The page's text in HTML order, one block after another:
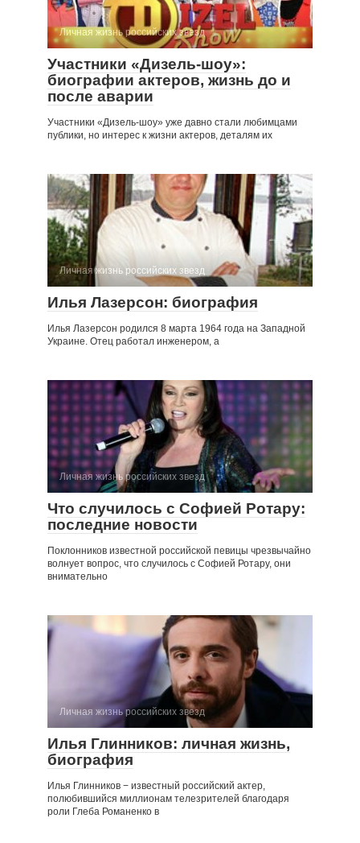
Личная жизнь российских звезд
Участники «Дизель-шоу»:
биографии актеров, жизнь до и
после аварии
Участники «Дизель-шоу» уже давно стали любимцами
публики, но интерес к жизни актеров, деталям их
Личная жизнь российских звезд
Илья Лазерсон: биография
Илья Лазерсон родился 8 марта 1964 года на Западной
Украине. Отец работал инженером, а
Личная жизнь российских звезд
Что случилось с Софией Ротару:
последние новости
Поклонников известной российской певицы чрезвычайно
волнует вопрос, что случилось с Софией Ротару, они
внимательно
Личная жизнь российских звезд
Илья Глинников: личная жизнь,
биография
Илья Глинников − известный российский актер,
полюбившийся миллионам телезрителей благодаря
роли Глеба Романенко в